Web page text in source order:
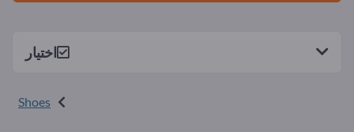
اختيار
Shoes